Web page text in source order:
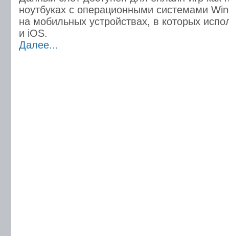
ноутбуках с операционными системами
на мобильных устройствах, в которых
и iOS.
Далее...